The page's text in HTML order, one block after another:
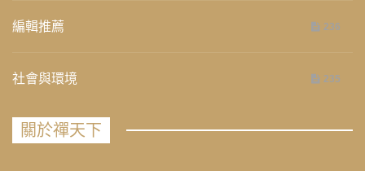
編輯推薦 236
社會與環境 235
關於禪天下